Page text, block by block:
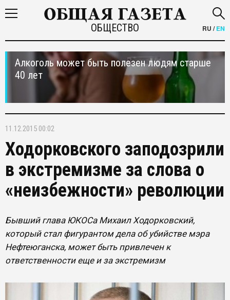
ОБЩЕСТВО RU /EN
Алкоголь может быть полезен людям старше
40 лет
11.12.2015 00:02
Ходорковского заподозрили
в экстремизме за слова о
«неизбежности» революции
Бывший глава ЮКОСа Михаил Ходорковский,
который стал фигурантом дела об убийстве мэра
Нефтеюганска, может быть привлечен к
ответственности еще и за экстремизм